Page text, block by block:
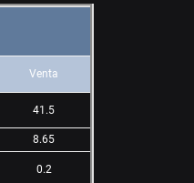
Venta
41.5
8.65
0.2